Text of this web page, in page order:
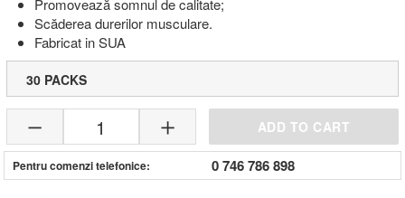
Promovează somnul de calitate;
Scăderea durerilor musculare.
Fabricat in SUA
30 PACKS
1 ADD TO CART
Pentru comenzi telefonice: 0 746 786 898